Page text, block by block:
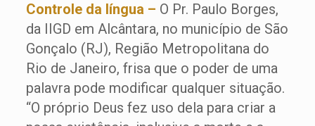
Controle da língua – O Pr. Paulo Borges,
da IIGD em Alcântara, no município de São
Gonçalo (RJ), Região Metropolitana do
Rio de Janeiro, frisa que o poder de uma
palavra pode modificar qualquer situação.
“O próprio Deus fez uso dela para criar a